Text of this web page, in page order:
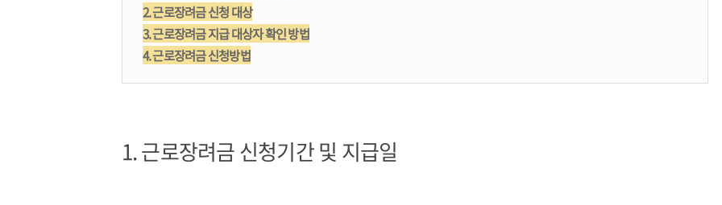
2. 근로장려금 신청 대상
3.근로장려금 지급 대상자 확인 방법
4. 근로장려금 신청방법
1.근로장려금 신청기간 및 지급일